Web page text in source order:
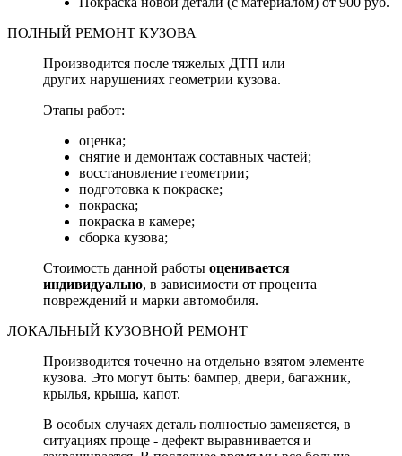
ПОЛНЫЙ РЕМОНТ КУЗОВА
Производится после тяжелых ДТП или
других нарушениях геометрии кузова.
Этапы работ:
оценка;
снятие и демонтаж составных частей;
восстановление геометрии;
подготовка к покраске;
покраска;
покраска в камере;
сборка кузова;
Стоимость данной работы оценивается
индивидуально, в зависимости от процента
повреждений и марки автомобиля.
ЛОКАЛЬНЫЙ КУЗОВНОЙ РЕМОНТ
Производится точечно на отдельно взятом элементе
кузова. Это могут быть: бампер, двери, багажник,
крылья, крыша, капот.
В особых случаях деталь полностью заменяется, в
ситуациях проще - дефект выравнивается и